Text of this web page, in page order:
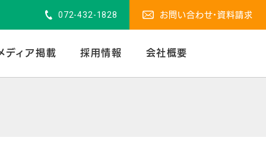
072-432-1828 お問い合わせ・資料請求
ディア掲載 採用情報 会社概要